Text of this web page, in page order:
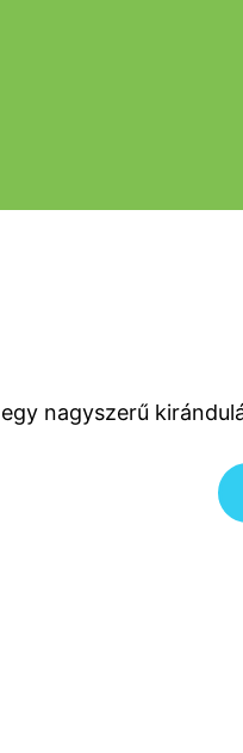
nagyszerű